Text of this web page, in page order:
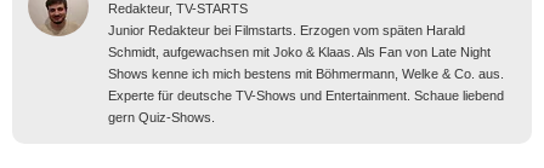
Redakteur, TV-STARTS
Junior Redakteur bei Filmstarts. Erzogen vom späten Harald
Schmidt, aufgewachsen mit Joko & Klaas. Als Fan von Late Night
Shows kenne ich mich bestens mit Böhmermann, Welke & Co. aus.
Experte für deutsche TV-Shows und Entertainment. Schaue liebend
gern Quiz-Shows.